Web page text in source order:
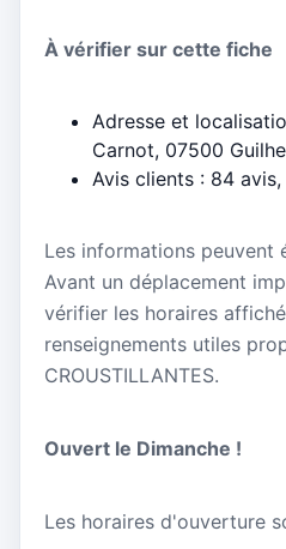
À vérifier sur cette fiche
Adresse et
Carnot, 07500
Avis clients : 84
Les informations peuvent
Avant un déplacement
vérifier les horaires
renseignements utiles
CROUSTILLANTES.
Ouvert le Dimanche !
Les horaires d'ouverture